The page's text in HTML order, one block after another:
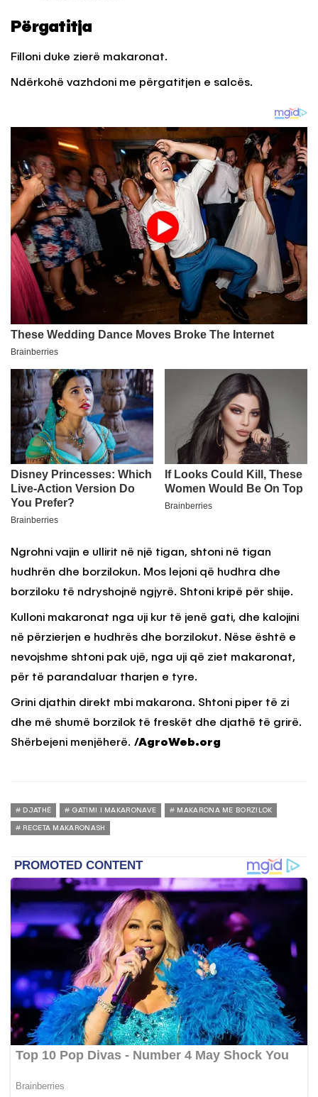
Përgatitja
Filloni duke zierë makaronat.
Ndërkohë vazhdoni me përgatitjen e salcës.
Ngrohni vajin e ullirit në një tigan, shtoni në tigan
hudhrën dhe borzilokun. Mos lejoni që hudhra dhe
borziloku të ndryshojnë ngjyrë. Shtoni kripë për shije.
Kulloni makaronat nga uji kur të jenë gati, dhe kalojini
në përzierjen e hudhrës dhe borzilokut. Nëse është e
nevojshme shtoni pak ujë, nga uji që ziet makaronat,
për të parandaluar tharjen e tyre.
Grini djathin direkt mbi makarona. Shtoni piper të zi
dhe më shumë borzilok të freskët dhe djathë të grirë.
Shërbejeni menjëherë. /AgroWeb.org
DJATHË GATIMI I MAKARONAVE MAKARONA ME BORZILOK
RECETA MAKARONASH